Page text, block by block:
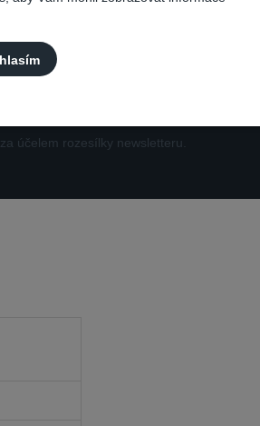
za účelem rozesílky newsletteru.